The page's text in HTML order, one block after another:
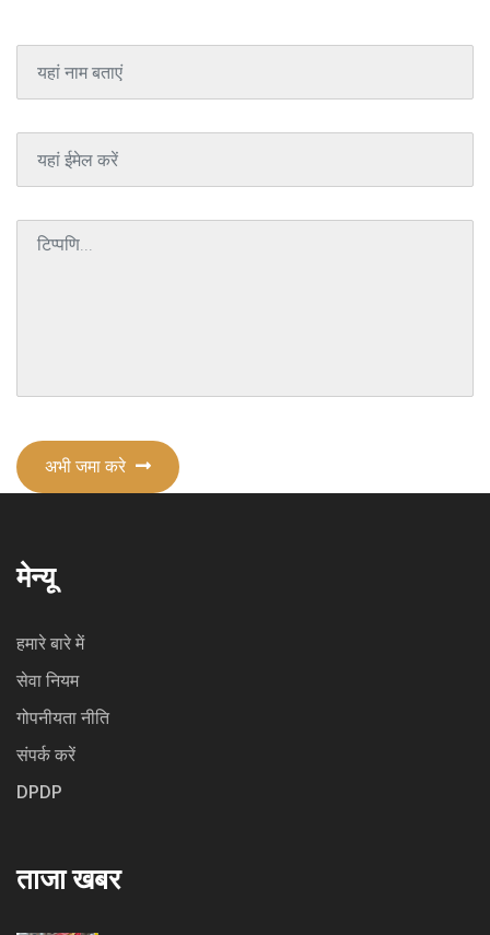
अभी जमा करे
मेन्यू
हमारे बारे में
सेवा नियम
गोपनीयता नीति
संपर्क करें
DPDP
ताजा खबर